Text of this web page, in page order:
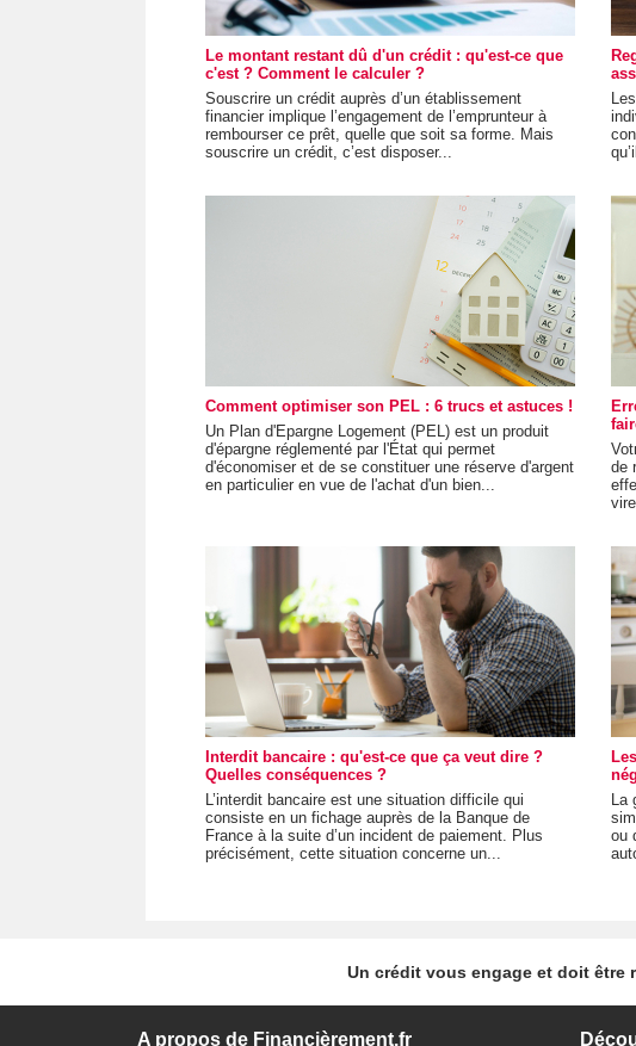
Le montant restant dû d'un crédit : qu'est-ce que
c'est ? Comment le calculer ?
Souscrire un crédit auprès d’un établissement
financier implique l’engagement de l’emprunteur à
rembourser ce prêt, quelle que soit sa forme. Mais
souscrire un crédit, c’est disposer...
Comment optimiser son PEL : 6 trucs et astuces !
Un Plan d'Epargne Logement (PEL) est un produit
d'épargne réglementé par l'État qui permet
d'économiser et de se constituer une réserve d'argent
en particulier en vue de l'achat d'un bien...
de
Interdit bancaire : qu'est-ce que ça veut dire ?
Quelles conséquences ?
L’interdit bancaire est une situation difficile qui
consiste en un fichage auprès de la Banque de
France à la suite d’un incident de paiement. Plus
précisément, cette situation concerne un...
La
ou
Un crédit vous engage et doit être
A propos de Financièrement.fr